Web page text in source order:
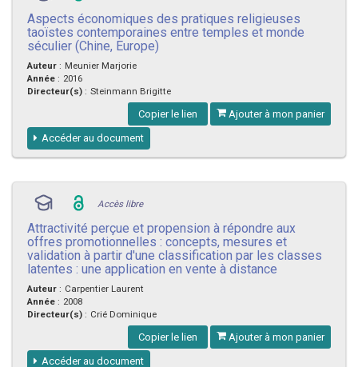
Aspects économiques des pratiques religieuses
taoïstes contemporaines entre temples et monde
séculier (Chine, Europe)
Auteur : Meunier Marjorie
Année : 2016
Directeur(s) : Steinmann Brigitte
Copier le lien Ajouter à mon panier
Accéder au document
Accès libre
Attractivité perçue et propension à répondre aux
offres promotionnelles : concepts, mesures et
validation à partir d'une classification par les classes
latentes : une application en vente à distance
Auteur : Carpentier Laurent
Année : 2008
Directeur(s) : Crié Dominique
Copier le lien Ajouter à mon panier
Accéder au document